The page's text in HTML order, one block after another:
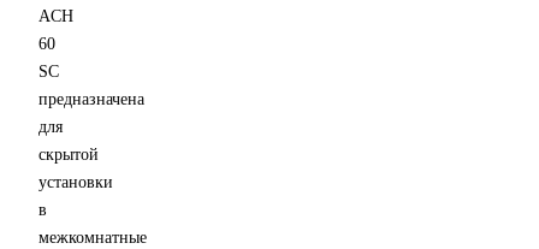
ACH
60
SC
предназначена
для
скрытой
установки
в
межкомнатные